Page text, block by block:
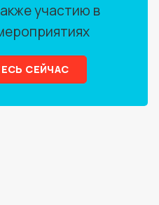
участию в
СЕЙЧАС